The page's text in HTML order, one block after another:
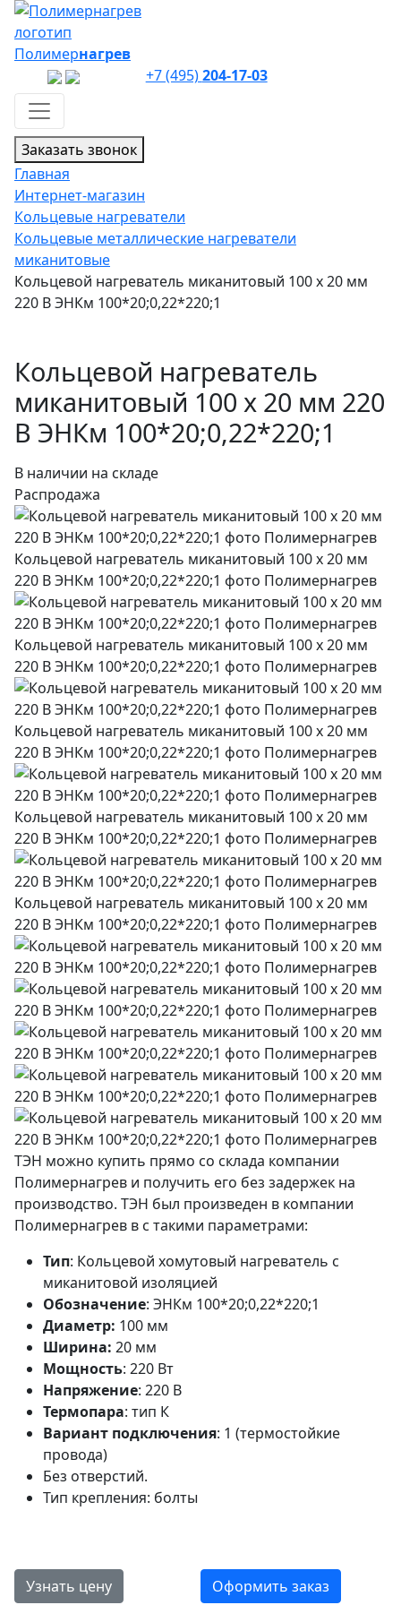
Полимернагрев
+7 (495)204-17-03
Заказать звонок
Главная
Интернет-магазин
Кольцевые нагреватели
Кольцевые металлические нагреватели
миканитовые
Кольцевой нагреватель миканитовый 100 х 20 мм
220 В ЭНКм 100*20;0,22*220;1
Кольцевой нагреватель
миканитовый 100 х 20 мм 220
В ЭНКм 100*20;0,22*220;1
В наличии на складе
Распродажа
Кольцевой нагреватель миканитовый 100 х 20 мм
220 В ЭНКм 100*20;0,22*220;1 фото Полимернагрев
Кольцевой нагреватель миканитовый 100 х 20 мм
220 В ЭНКм 100*20;0,22*220;1 фото Полимернагрев
Кольцевой нагреватель миканитовый 100 х 20 мм
220 В ЭНКм 100*20;0,22*220;1 фото Полимернагрев
Кольцевой нагреватель миканитовый 100 х 20 мм
220 В ЭНКм 100*20;0,22*220;1 фото Полимернагрев
Кольцевой нагреватель миканитовый 100 х 20 мм
220 В ЭНКм 100*20;0,22*220;1 фото Полимернагрев
ТЭН можно купить прямо со склада компании
Полимернагрев и получить его без задержек на
производство. ТЭН был произведен в компании
Полимернагрев в с такими параметрами:
Тип: Кольцевой хомутовый нагреватель с
миканитовой изоляцией
Обозначение: ЭНКм 100*20;0,22*220;1
Диаметр: 100 мм
Ширина: 20 мм
Мощность: 220 Вт
Напряжение: 220 В
Термопара: тип К
Вариант подключения: 1 (термостойкие
провода)
Без отверстий.
Тип крепления: болты
Узнать цену Оформить заказ